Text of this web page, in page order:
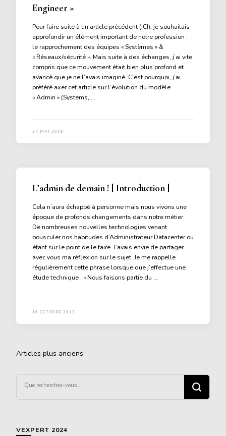
Engineer »
Pour faire suite à un article précédent (ICI), je souhaitais
approfondir un élément important de notre profession :
le rapprochement des équipes « Systèmes » &
« Réseaux/sécurité ». Mais suite à des échanges, j’ai vite
compris que ce mouvement était bien plus profond et
avancé que je ne l’avais imaginé. C’est pourquoi, j’ai
préféré axer cet article sur l’évolution du modèle
« Admin » (Systems, …
24 MAI 2018
L’admin de demain ! [ Introduction ]
Cela n’aura échappé à personne mais nous vivons une
époque de profonds changements dans notre métier.
De nombreuses nouvelles technologies venant
bousculer nos habitudes d’Administrateur Datacenter ou
étant sur le point de le faire. J’avais envie de partager
avec vous ma réflexion sur le sujet. Je me rappelle
régulièrement cette phrase lorsque que j’effectue une
étude technique : « Nous faisons partie du …
16 OCTOBRE 2017
Navigation
articles
Articles plus anciens
recherchiez
quelque
VEXPERT 2024